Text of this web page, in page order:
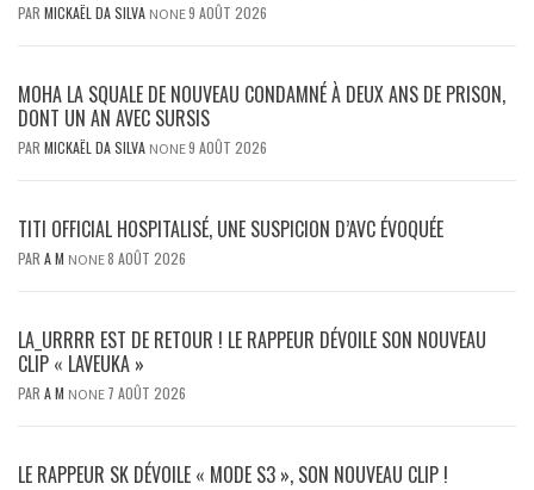
PAR MICKAËL DA SILVA NONE9 AOÛT 2026
MOHA LA SQUALE DE NOUVEAU CONDAMNÉ À DEUX ANS DE PRISON,
DONT UN AN AVEC SURSIS
PAR MICKAËL DA SILVA NONE9 AOÛT 2026
TITI OFFICIAL HOSPITALISÉ, UNE SUSPICION D’AVC ÉVOQUÉE
PAR A M NONE8 AOÛT 2026
LA_URRRR EST DE RETOUR ! LE RAPPEUR DÉVOILE SON NOUVEAU
CLIP « LAVEUKA »
PAR A M NONE 7 AOÛT 2026
LE RAPPEUR SK DÉVOILE « MODE S3 », SON NOUVEAU CLIP !